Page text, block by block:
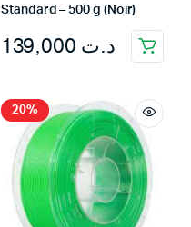
Standard – 500 g (Noir)
د.ت
20%